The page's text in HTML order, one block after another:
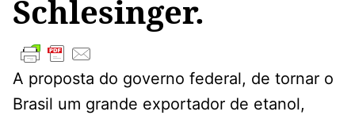
Schlesinger.
A proposta do governo federal, de tornar o
Brasil um grande exportador de etanol,